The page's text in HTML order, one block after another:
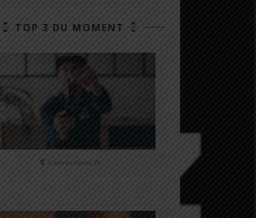
TOP 3 DU MOMENT
Garmin Fénix 7X